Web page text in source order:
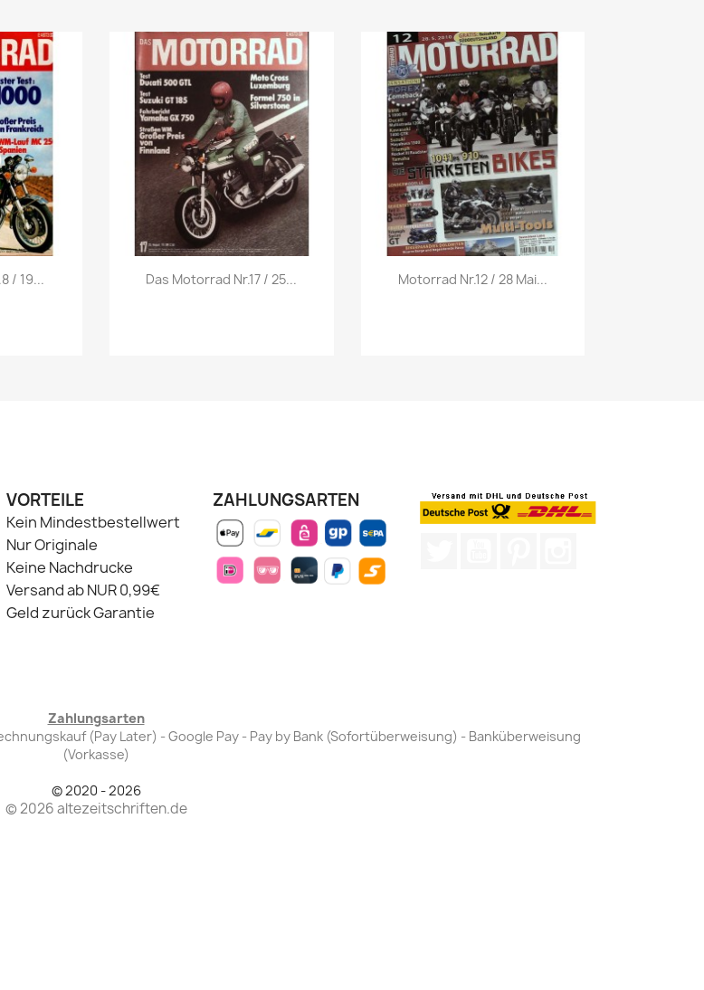
/ 19... Vorschau
Das Motorrad Nr.17 / 25... Vorschau
Motorrad Nr.12 / 28 Mai...
VORTEILE
Kein Mindestbestellwert
Nur Originale
Keine Nachdrucke
Versand ab NUR 0,99€
Geld zurück Garantie
ZAHLUNGSARTEN
Zahlungsarten
(Pay Later) - Google Pay - Pay by Bank (Sofortüberweisung) - Banküberweisung
(Vorkasse)
© 2020 - 2026
© 2026 altezeitschriften.de